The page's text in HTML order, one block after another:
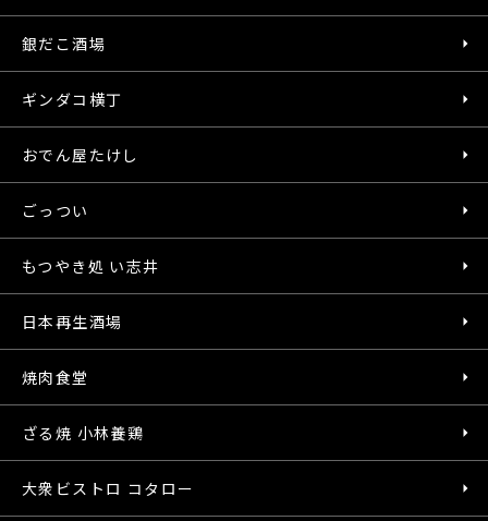
銀だこ酒場
ギンダコ横丁
おでん屋たけし
ごっつい
もつやき処 い志井
日本再生酒場
焼肉食堂
ざる焼 小林養鶏
大衆ビストロ コタロー